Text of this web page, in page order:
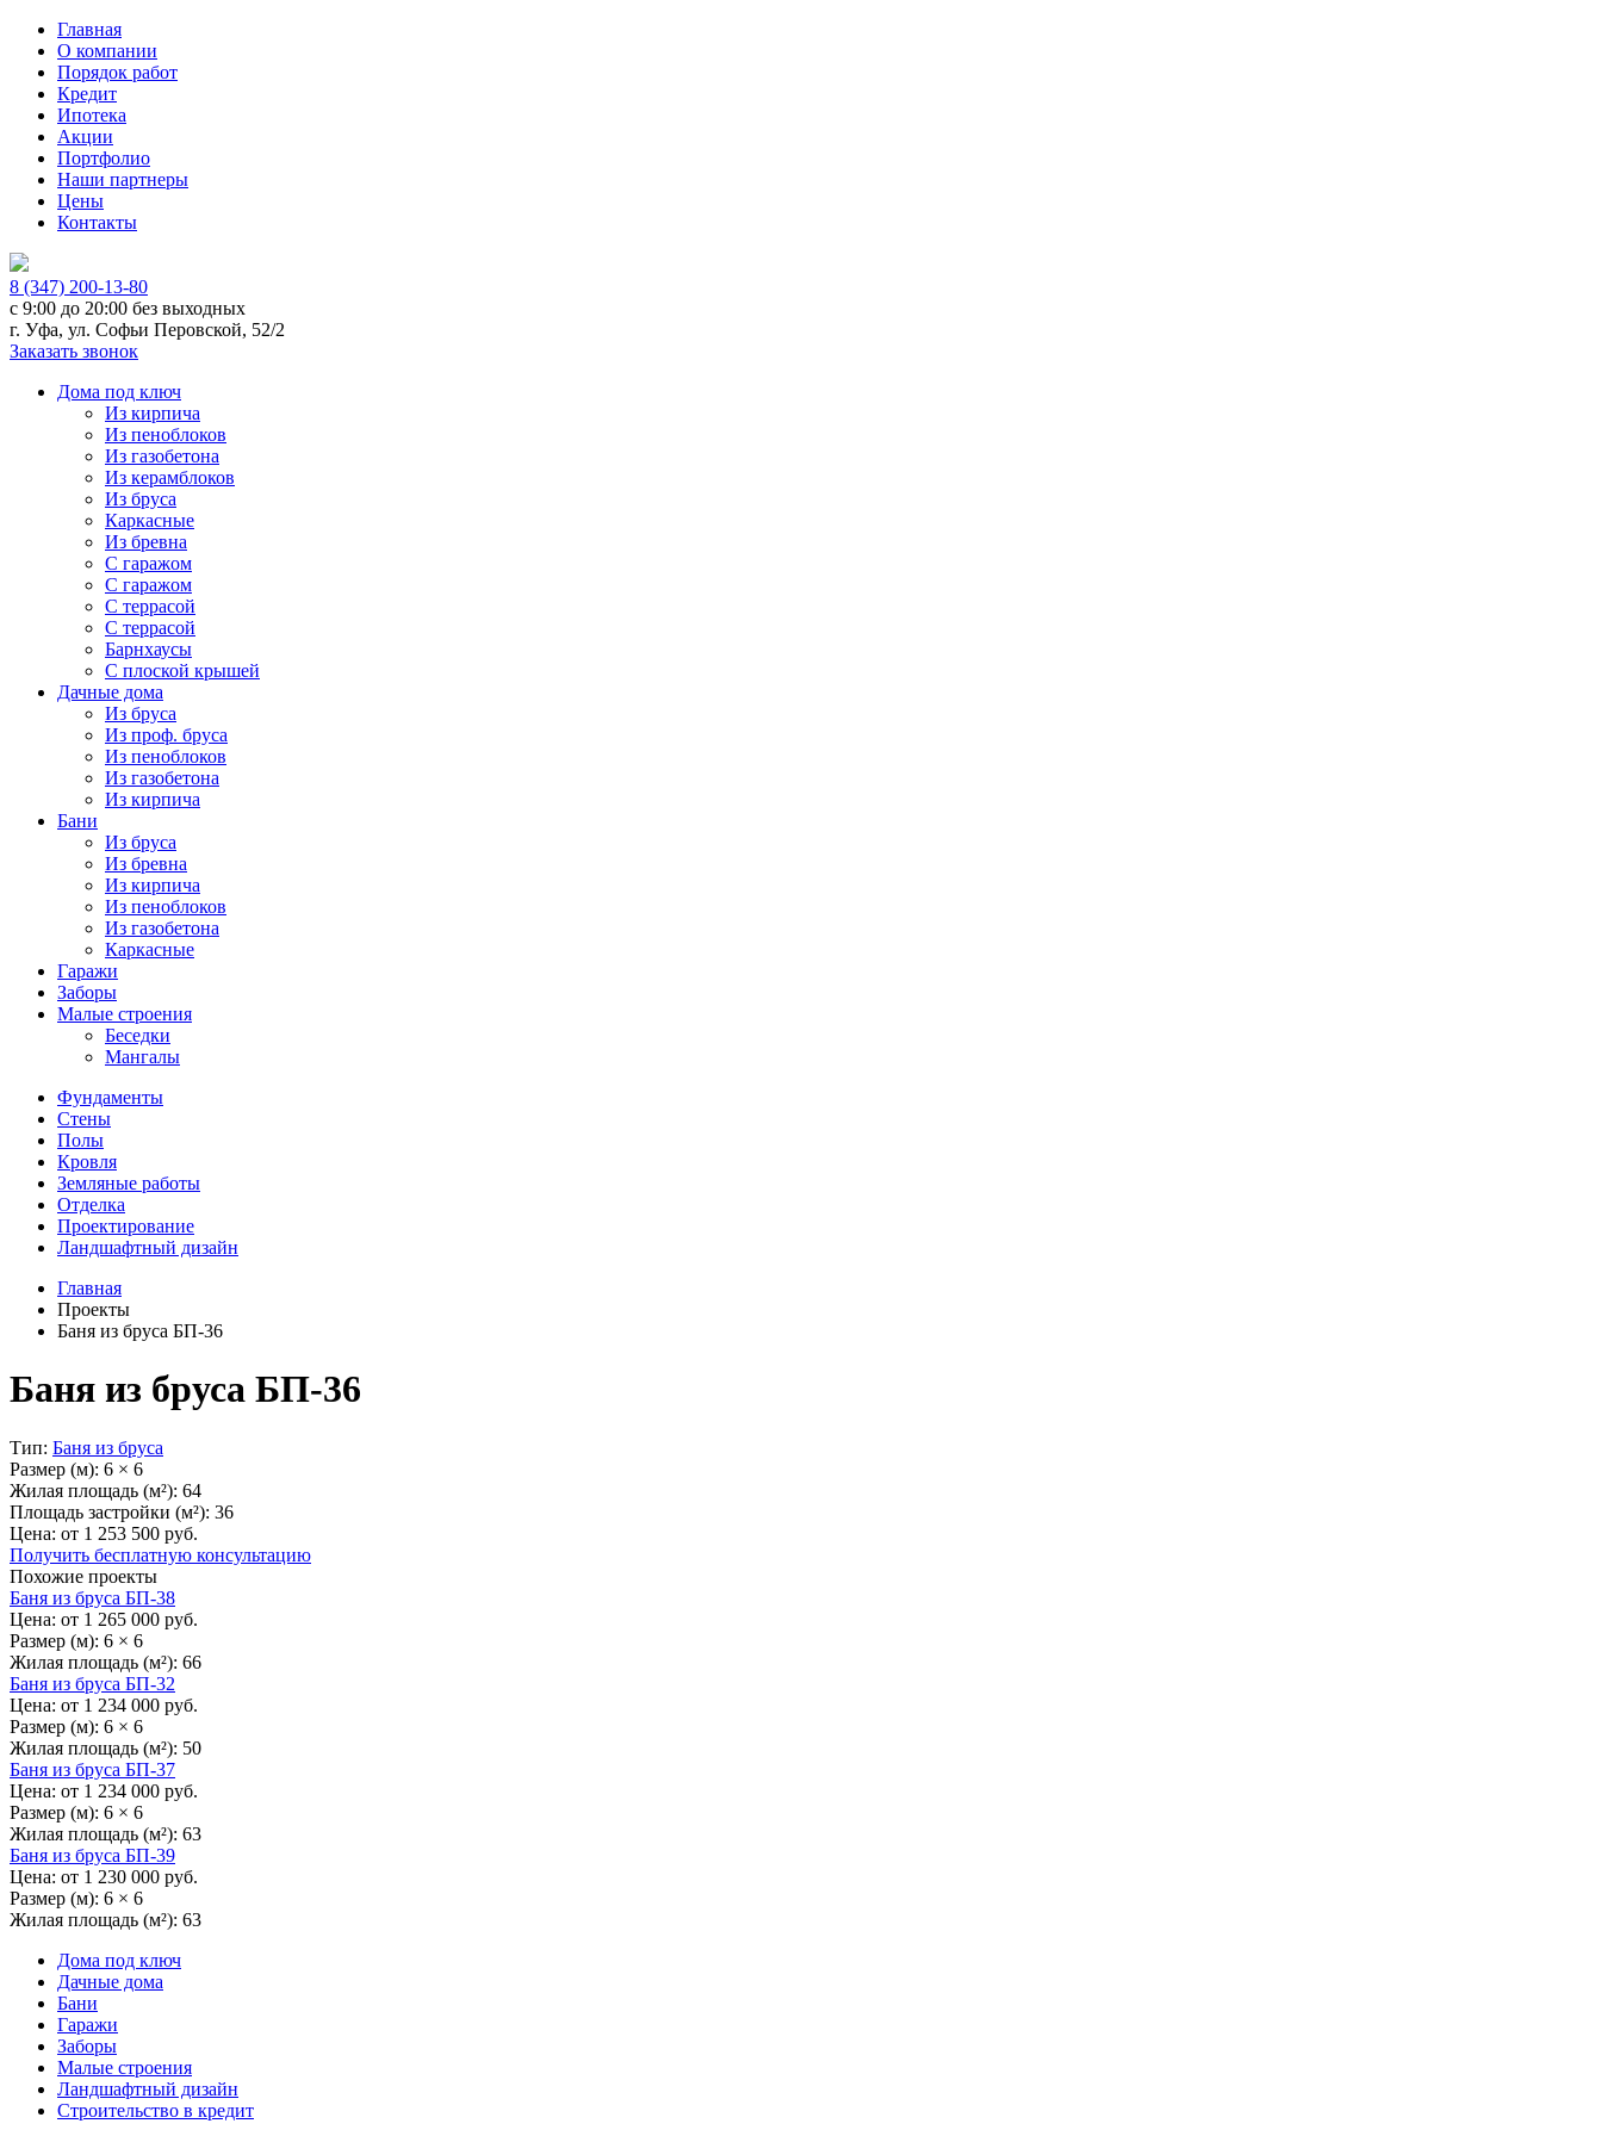
Главная
О компании
Порядок работ
Кредит
Ипотека
Акции
Портфолио
Наши партнеры
Цены
Контакты
8 (347) 200-13-80
с 9:00 до 20:00 без выходных
г. Уфа, ул. Софьи Перовской, 52/2
Заказать звонок
Дома под ключ
Из кирпича
Из пеноблоков
Из газобетона
Из керамблоков
Из бруса
Каркасные
Из бревна
С гаражом
С гаражом
С террасой
С террасой
Барнхаусы
С плоской крышей
Дачные дома
Из бруса
Из проф. бруса
Из пеноблоков
Из газобетона
Из кирпича
Бани
Из бруса
Из бревна
Из кирпича
Из пеноблоков
Из газобетона
Каркасные
Гаражи
Заборы
Малые строения
Беседки
Мангалы
Фундаменты
Стены
Полы
Кровля
Земляные работы
Отделка
Проектирование
Ландшафтный дизайн
Главная
Проекты
Баня из бруса БП-36
Баня из бруса БП-36
Тип: Баня из бруса
Размер (м): 6 × 6
Жилая площадь (м²): 64
Площадь застройки (м²): 36
Цена: от 1 253 500 руб.
Получить бесплатную консультацию
Похожие проекты
Баня из бруса БП-38
Цена: от 1 265 000 руб.
Размер (м): 6 × 6
Жилая площадь (м²): 66
Баня из бруса БП-32
Цена: от 1 234 000 руб.
Размер (м): 6 × 6
Жилая площадь (м²): 50
Баня из бруса БП-37
Цена: от 1 234 000 руб.
Размер (м): 6 × 6
Жилая площадь (м²): 63
Баня из бруса БП-39
Цена: от 1 230 000 руб.
Размер (м): 6 × 6
Жилая площадь (м²): 63
Дома под ключ
Дачные дома
Бани
Гаражи
Заборы
Малые строения
Ландшафтный дизайн
Строительство в кредит